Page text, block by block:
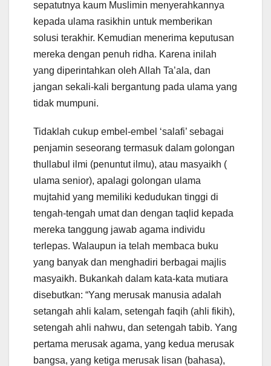
sepatutnya kaum Muslimin menyerahkannya
kepada ulama rasikhin untuk memberikan
solusi terakhir. Kemudian menerima keputusan
mereka dengan penuh ridha. Karena inilah
yang diperintahkan oleh Allah Ta’ala, dan
jangan sekali-kali bergantung pada ulama yang
tidak mumpuni.
Tidaklah cukup embel-embel ‘salafi’ sebagai
penjamin seseorang termasuk dalam golongan
thullabul ilmi (penuntut ilmu), atau masyaikh (
ulama senior), apalagi golongan ulama
mujtahid yang memiliki kedudukan tinggi di
tengah-tengah umat dan dengan taqlid kepada
mereka tanggung jawab agama individu
terlepas. Walaupun ia telah membaca buku
yang banyak dan menghadiri berbagai majlis
masyaikh. Bukankah dalam kata-kata mutiara
disebutkan: “Yang merusak manusia adalah
setangah ahli kalam, setengah faqih (ahli fikih),
setengah ahli nahwu, dan setengah tabib. Yang
pertama merusak agama, yang kedua merusak
bangsa, yang ketiga merusak lisan (bahasa),